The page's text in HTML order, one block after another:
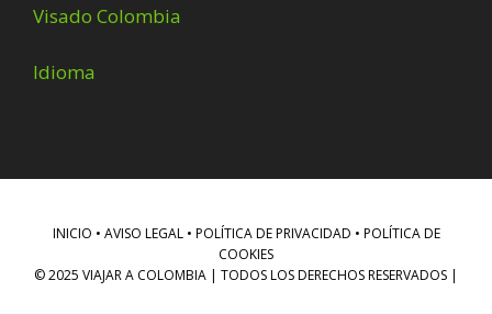
Visado Colombia
Idioma
INICIO • AVISO LEGAL • POLÍTICA DE PRIVACIDAD • POLÍTICA DE
COOKIES
© 2025 VIAJAR A COLOMBIA | TODOS LOS DERECHOS RESERVADOS |